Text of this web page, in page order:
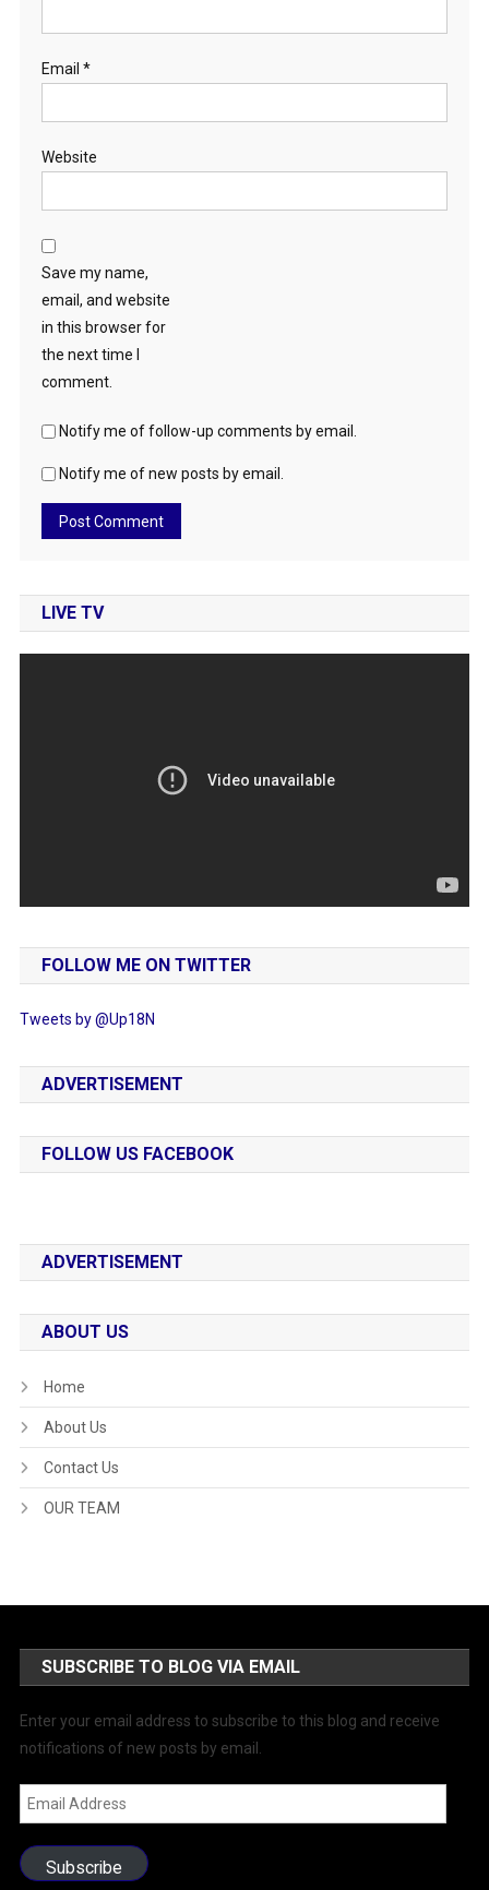
Email *
Website
Save my name,
email, and website
in this browser for
the next time I
comment.
Notify me of follow-up comments by email.
Notify me of new posts by email.
LIVE TV
FOLLOW ME ON TWITTER
Tweets by @Up18N
ADVERTISEMENT
FOLLOW US FACEBOOK
ADVERTISEMENT
ABOUT US
Home
About Us
Contact Us
OUR TEAM
SUBSCRIBE TO BLOG VIA EMAIL
Enter your email address to subscribe to this blog and receive
notifications of new posts by email.
Email
Address
Subscribe